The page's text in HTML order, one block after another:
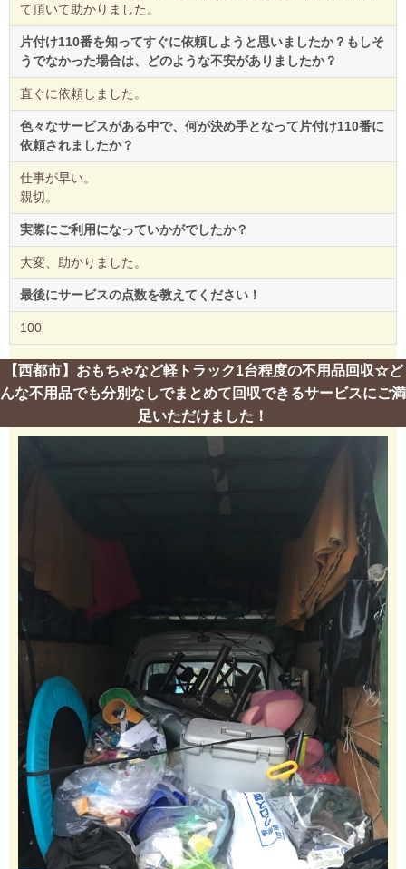
て頂いて助かりました。
片付け110番を知ってすぐに依頼しようと思いましたか？もしそ
うでなかった場合は、どのような不安がありましたか？
直ぐに依頼しました。
色々なサービスがある中で、何が決め手となって片付け110番に
依頼されましたか？
仕事が早い。
親切。
実際にご利用になっていかがでしたか？
大変、助かりました。
最後にサービスの点数を教えてください！
100
【西都市】おもちゃなど軽トラック1台程度の不用品回収☆ど
んな不用品でも分別なしでまとめて回収できるサービスにご満
足いただけました！